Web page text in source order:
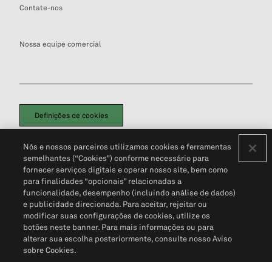
Contate-nos
Nossa equipe comercial
Definições de cookies
Política de PrivacidadePortal de privacidade do cliente (em inglês)
Não Venda Minhas Informações Pessoais© 2026 S&P Global
Nós e nossos parceiros utilizamos cookies e ferramentas
semelhantes (“Cookies”) conforme necessário para
fornecer serviços digitais e operar nosso site, bem como
para finalidades “opcionais” relacionadas a
funcionalidade, desempenho (incluindo análise de dados)
e publicidade direcionada. Para aceitar, rejeitar ou
modificar suas configurações de cookies, utilize os
botões neste banner. Para mais informações ou para
alterar sua escolha posteriormente, consulte nosso Aviso
sobre Cookies.